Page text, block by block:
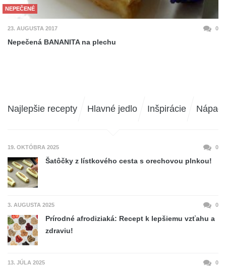
NEPEČENÉ
23. AUGUSTA 2017 0
Nepečená BANANITA na plechu
Najlepšie recepty Hlavné jedlo Inšpirácie
19. OKTÓBRA 2025 0
Šatôčky z lístkového cesta s orechovou plnkou!
3. AUGUSTA 2025 0
Prírodné afrodiziaká: Recept k lepšiemu vzťahu a
zdraviu!
13. JÚLA 2025 0